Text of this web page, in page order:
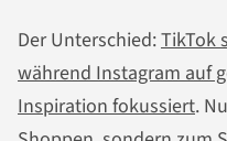
Der Unterschied:TikTok
während Instagram auf
Inspiration fokussiert.